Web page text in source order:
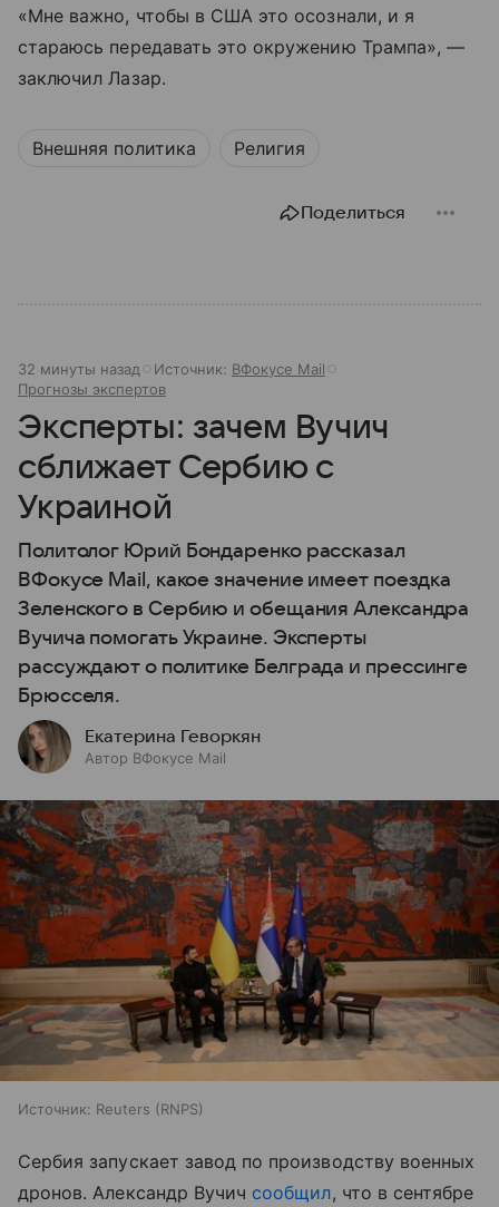
«Мне важно, чтобы в США это осознали, и я
стараюсь передавать это окружению Трампа», —
заключил Лазар.
Внешняя политика Религия
Поделиться
32 минуты назад Источник: ВФокусе Mail
Прогнозы экспертов
Эксперты: зачем Вучич
сближает Сербию с
Украиной
Политолог Юрий Бондаренко рассказал
ВФокусе Mail, какое значение имеет поездка
Зеленского в Сербию и обещания Александра
Вучича помогать Украине. Эксперты
рассуждают о политике Белграда и прессинге
Брюсселя.
Екатерина Геворкян
Автор ВФокусе Mail
Источник: Reuters (RNPS)
Сербия запускает завод по производству военных
дронов. Александр Вучич сообщил, что в сентябре